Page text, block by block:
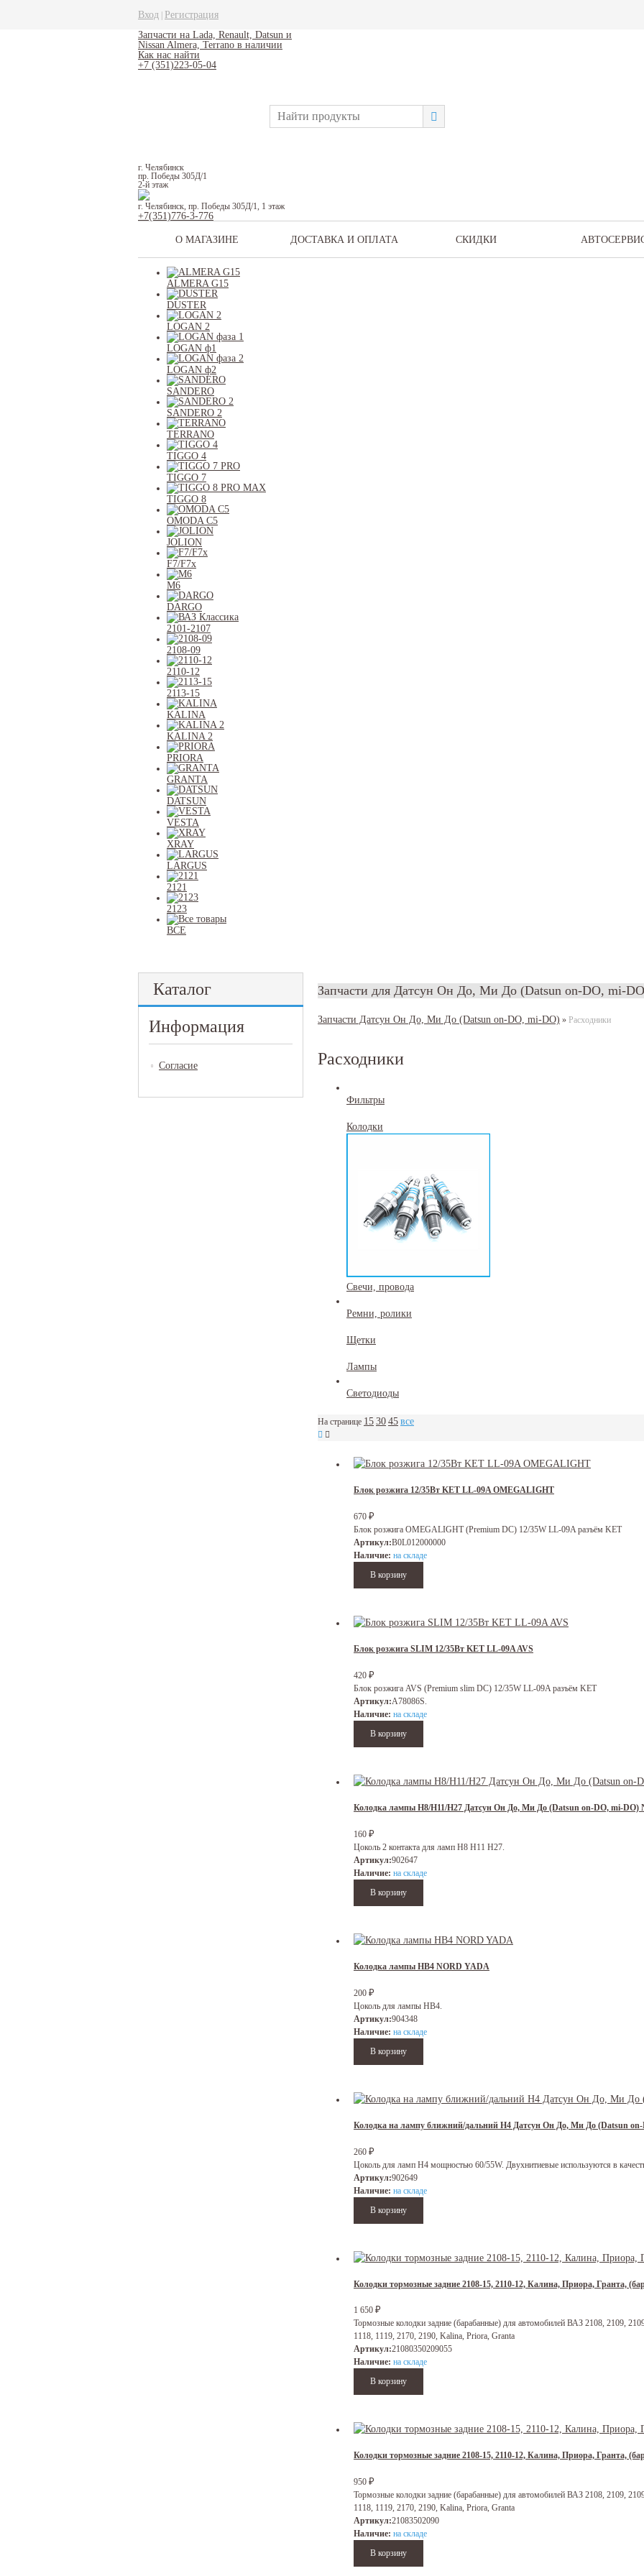
Вход
Регистрация
Запчасти на Lada, Renault, Datsun и
Nissan Almera, Terrano в наличии
Как нас найти
+7 (351)223-05-04
г. Челябинск
пр. Победы 305Д/1
2-й этаж
г. Челябинск, пр. Победы 305Д/1, 1 этаж
+7(351)776-3-776
О МАГАЗИНЕ ДОСТАВКА И ОПЛАТА СКИДКИ
ALMERA G15
DUSTER
LOGAN 2
LOGAN ф1
LOGAN ф2
SANDERO
SANDERO 2
TERRANO
TIGGO 4
TIGGO 7
TIGGO 8
OMODA C5
JOLION
F7/F7x
M6
DARGO
2101-2107
2108-09
2110-12
2113-15
KALINA
KALINA 2
PRIORA
GRANTA
DATSUN
VESTA
XRAY
LARGUS
2121
2123
ВСЕ
Каталог
Информация
Согласие
Запчасти для Датсун Он До, Ми До (Datsun on-DO, mi-
Запчасти Датсун Он До, Ми До (Datsun on-DO, mi-DO) » Расходники
Расходники
Фильтры
Колодки
Свечи, провода
Ремни, ролики
Щетки
Лампы
Светодиоды
На странице 153045все
Блок розжига 12/35Вт KET LL-09A OMEGALIGHT
670 ₽
Блок розжига OMEGALIGHT (Premium DC) 12/35W LL-09A разъём KET
Артикул:B0L012000000
Наличие: на складе
Блок розжига SLIM 12/35Вт KET LL-09A AVS
420 ₽
Блок розжига AVS (Premium slim DC) 12/35W LL-09A разъём KET
Артикул:A78086S.
Наличие: на складе
Колодка лампы H8/H11/H27 Датсун Он До, Ми До (Datsun on-DO, mi-DO)
160 ₽
Цоколь 2 контакта для ламп H8 H11 H27.
Артикул:902647
Наличие: на складе
Колодка лампы HB4 NORD YADA
200 ₽
Цоколь для лампы HB4.
Артикул:904348
Наличие: на складе
Колодка на лампу ближний/дальний H4 Датсун Он До, Ми До (Datsun
260 ₽
Цоколь для ламп H4 мощностью 60/55W. Двухнитиевые используются в
Артикул:902649
Наличие: на складе
Колодки тормозные задние 2108-15, 2110-12, Калина, Приора, Гранта,
1 650 ₽
Тормозные колодки задние (барабанные) для автомобилей ВАЗ 2108, 2109,
1118, 1119, 2170, 2190, Kalina, Priora, Granta
Артикул:21080350209055
Наличие: на складе
Колодки тормозные задние 2108-15, 2110-12, Калина, Приора, Гранта,
950 ₽
Тормозные колодки задние (барабанные) для автомобилей ВАЗ 2108, 2109,
1118, 1119, 2170, 2190, Kalina, Priora, Granta
Артикул:21083502090
Наличие: на складе